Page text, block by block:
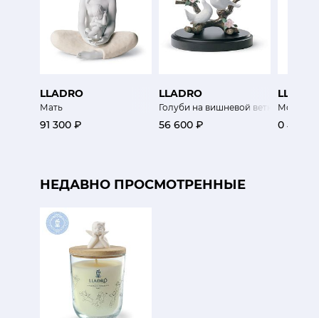
LLADRO
Мать
91 300 ₽
LLADRO
Голуби на вишневой ветке
56 600 ₽ 0 ₽
НЕДАВНО ПРОСМОТРЕННЫЕ